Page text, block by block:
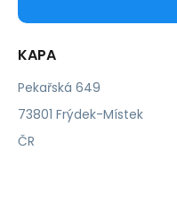
KAPA
Pekařská 649
73801 Frýdek-Místek
ČR